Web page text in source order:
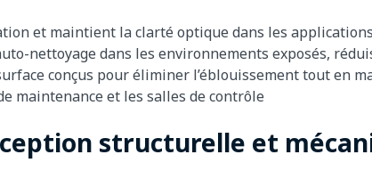
et maintient la clarté optique dans les
nettoyage dans les environnements exposés,
conçus pour éliminer l’éblouissement tout en
maintenance et les salles de contrôle
structurelle et